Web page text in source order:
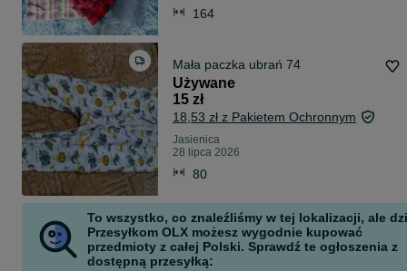
164
Mała paczka ubrań 74
Używane
15 zł
18,53 zł z Pakietem Ochronnym
Jasienica
28 lipca 2026
80
To wszystko, co znaleźliśmy w tej lokalizacji, ale
Przesyłkom OLX możesz wygodnie kupować
przedmioty z całej Polski. Sprawdź te ogłoszenia z
dostępną przesyłką: